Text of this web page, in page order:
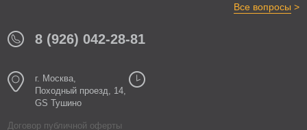
Все вопросы >
8 (926) 042-28-81
г. Москва,
Походный проезд, 14,
GS Тушино
Договор публичной оферты